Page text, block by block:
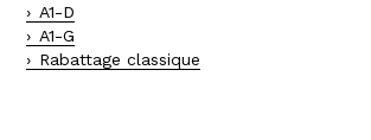
A1-D
A1-G
Rabattage classique